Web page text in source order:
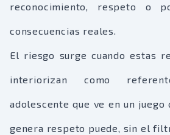
reconocimiento, respeto o
consecuencias reales.
El riesgo surge cuando estas
interiorizan como
adolescente que ve en un juego
genera respeto puede, sin el